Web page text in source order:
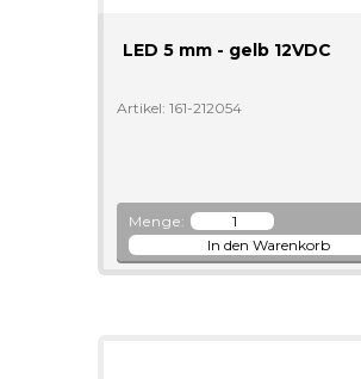
LED 5 mm - gelb 12VDC
Artikel: 161-212054
Menge: